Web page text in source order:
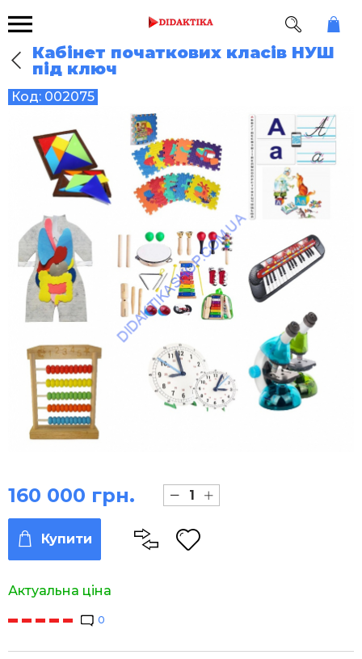
Кабінет початкових класів НУШ
під ключ
Код: 002075
Актуальна ціна
160 000 грн.
Купити
0